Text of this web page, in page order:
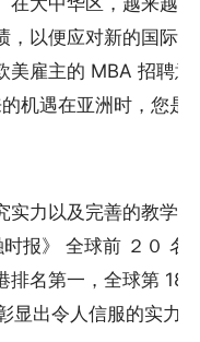
，以便应对新的国际
美雇主的 MBA 招聘
机遇在亚洲时，您是
实力以及完善的教学
报》 全球前 ２０
排名第一，全球第 18
显出令人信服的实力